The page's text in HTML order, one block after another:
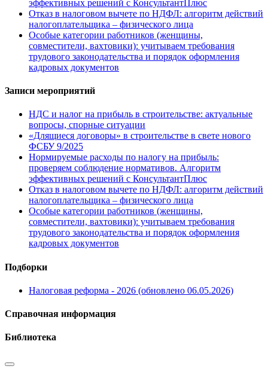
эффективных решений с КонсультантПлюс
Отказ в налоговом вычете по НДФЛ: алгоритм действий
налогоплательщика – физического лица
Особые категории работников (женщины,
совместители, вахтовики): учитываем требования
трудового законодательства и порядок оформления
кадровых документов
Записи мероприятий
НДС и налог на прибыль в строительстве: актуальные
вопросы, спорные ситуации
«Длящиеся договоры» в строительстве в свете нового
ФСБУ 9/2025
Нормируемые расходы по налогу на прибыль:
проверяем соблюдение нормативов. Алгоритм
эффективных решений с КонсультантПлюс
Отказ в налоговом вычете по НДФЛ: алгоритм действий
налогоплательщика – физического лица
Особые категории работников (женщины,
совместители, вахтовики): учитываем требования
трудового законодательства и порядок оформления
кадровых документов
Подборки
Налоговая реформа - 2026 (обновлено 06.05.2026)
Справочная информация
Библиотека